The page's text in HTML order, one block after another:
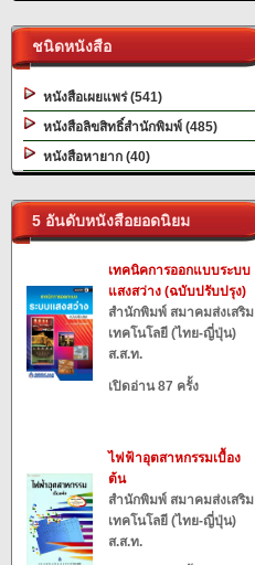
ชนิดหนังสือ
หนังสือเผยแพร่ (541)
หนังสือลิขสิทธิ์สำนักพิมพ์ (485)
หนังสือหายาก (40)
5 อันดับหนังสือยอดนิยม
เทคนิคการออกแบบระบบ
แสงสว่าง (ฉบับปรับปรุง)
สำนักพิมพ์ สมาคมส่งเสริม
เทคโนโลยี (ไทย-ญี่ปุ่น)
ส.ส.ท.
เปิดอ่าน 87 ครั้ง
ไฟฟ้าอุตสาหกรรมเบื้อง
ต้น
สำนักพิมพ์ สมาคมส่งเสริม
เทคโนโลยี (ไทย-ญี่ปุ่น)
ส.ส.ท.